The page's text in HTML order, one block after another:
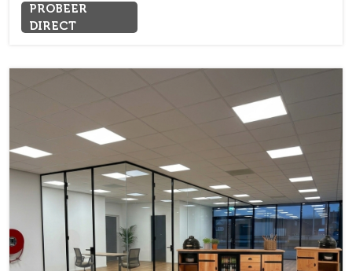
PROBEER
DIRECT